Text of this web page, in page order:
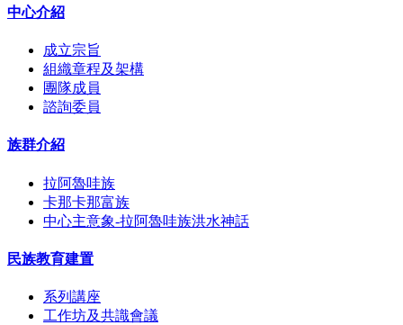
中心介紹
成立宗旨
組織章程及架構
團隊成員
諮詢委員
族群介紹
拉阿魯哇族
卡那卡那富族
中心主意象-拉阿魯哇族洪水神話
民族教育建置
系列講座
工作坊及共識會議